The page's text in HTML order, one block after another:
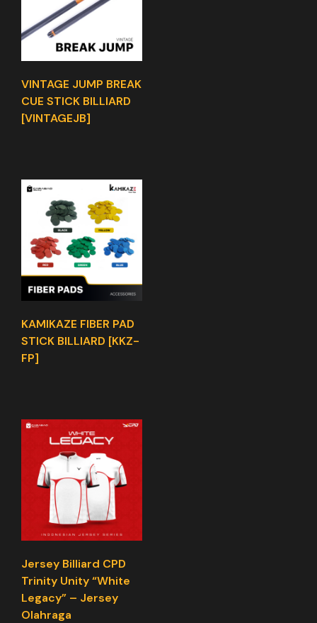
VINTAGE JUMP BREAK
CUE STICK BILLIARD
[VINTAGEJB]
KAMIKAZE FIBER PAD
STICK BILLIARD [KKZ-
FP]
Jersey Billiard CPD
Trinity Unity “White
Legacy” – Jersey
Olahraga